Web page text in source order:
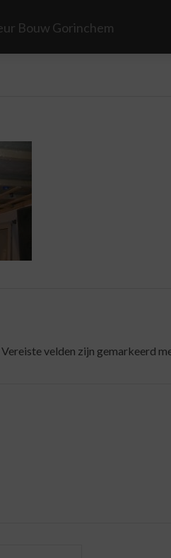
Vereiste velden zijn gemarkeerd